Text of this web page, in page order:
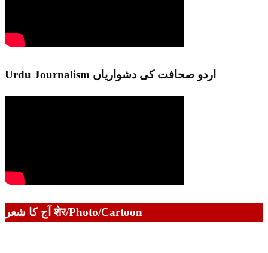
Urdu Journalism اردو صحافت کی دشواریاں
آج کا شعر शेर/Photo/Cartoon